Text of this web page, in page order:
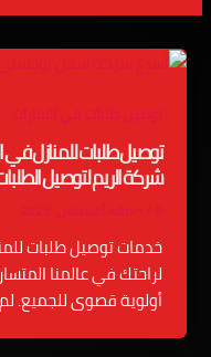
توصيل طلبات في الامارات
شركة الريم لتوصيل
admin/ 9 أغسطس، 2025
خدمات توصيل طلبات
لراحتك في عالمنا
أولوية قصوى للجميع.